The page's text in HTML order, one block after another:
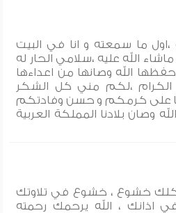
ما سمعته و انا في البيت
الله عليه ،سلامي الحار له
حفظها الله وصانها من اعداءها
الكرام ،لكم مني كل الشكر
على كرمكم و حسن وفادتكم
بلادنا المملكة العربية
كلك خشوع ، خشوع في تلاوتك
اذانك ، الله يرحمك رحمته